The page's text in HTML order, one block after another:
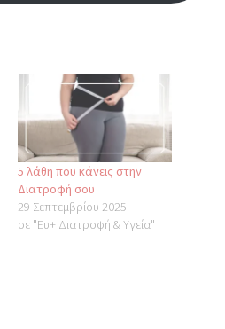
5 λάθη που κάνεις στην
Διατροφή σου
29 Σεπτεμβρίου 2025
σε "Ευ+ Διατροφή & Υγεία"